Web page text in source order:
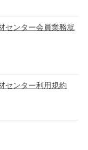
センター会員業務就
センター利用規約